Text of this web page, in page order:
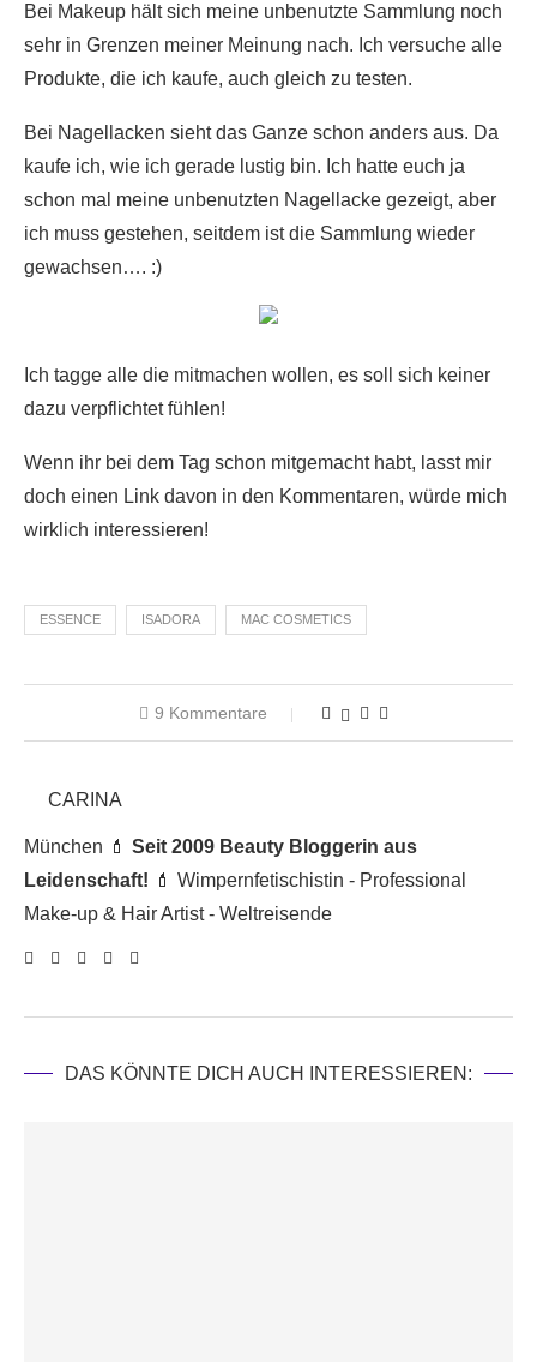
Bei Makeup hält sich meine unbenutzte Sammlung noch
sehr in Grenzen meiner Meinung nach. Ich versuche alle
Produkte, die ich kaufe, auch gleich zu testen.
Bei Nagellacken sieht das Ganze schon anders aus. Da
kaufe ich, wie ich gerade lustig bin. Ich hatte euch ja
schon mal meine unbenutzten Nagellacke gezeigt, aber
ich muss gestehen, seitdem ist die Sammlung wieder
gewachsen…. :)
Ich tagge alle die mitmachen wollen, es soll sich keiner
dazu verpflichtet fühlen!
Wenn ihr bei dem Tag schon mitgemacht habt, lasst mir
doch einen Link davon in den Kommentaren, würde mich
wirklich interessieren!
ESSENCE ISADORA MAC COSMETICS
9 Kommentare
CARINA
München 💄 Seit 2009 Beauty Bloggerin aus
Leidenschaft! 💄 Wimpernfetischistin - Professional
Make-up & Hair Artist - Weltreisende
DAS KÖNNTE DICH AUCH INTERESSIEREN: